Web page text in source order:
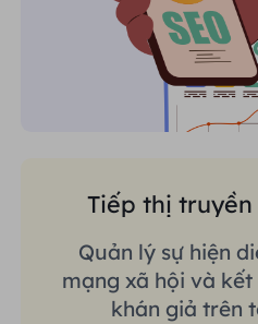
Tiếp thị
Quản lý sự hiện
mạng xã hội và
khán giả trên